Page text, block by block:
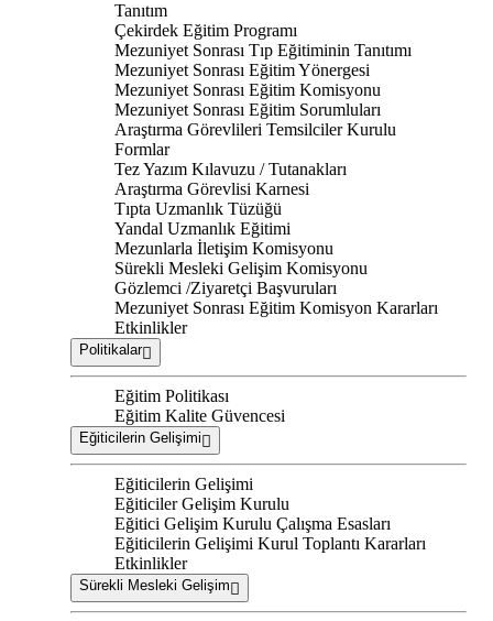
Tanıtım
Çekirdek Eğitim Programı
Mezuniyet Sonrası Tıp Eğitiminin Tanıtımı
Mezuniyet Sonrası Eğitim Yönergesi
Mezuniyet Sonrası Eğitim Komisyonu
Mezuniyet Sonrası Eğitim Sorumluları
Araştırma Görevlileri Temsilciler Kurulu
Formlar
Tez Yazım Kılavuzu / Tutanakları
Araştırma Görevlisi Karnesi
Tıpta Uzmanlık Tüzüğü
Yandal Uzmanlık Eğitimi
Mezunlarla İletişim Komisyonu
Sürekli Mesleki Gelişim Komisyonu
Gözlemci /Ziyaretçi Başvuruları
Mezuniyet Sonrası Eğitim Komisyon Kararları
Etkinlikler
Politikalar
Eğitim Politikası
Eğitim Kalite Güvencesi
Eğiticilerin Gelişimi
Eğiticilerin Gelişimi
Eğiticiler Gelişim Kurulu
Eğitici Gelişim Kurulu Çalışma Esasları
Eğiticilerin Gelişimi Kurul Toplantı Kararları
Etkinlikler
Sürekli Mesleki Gelişim